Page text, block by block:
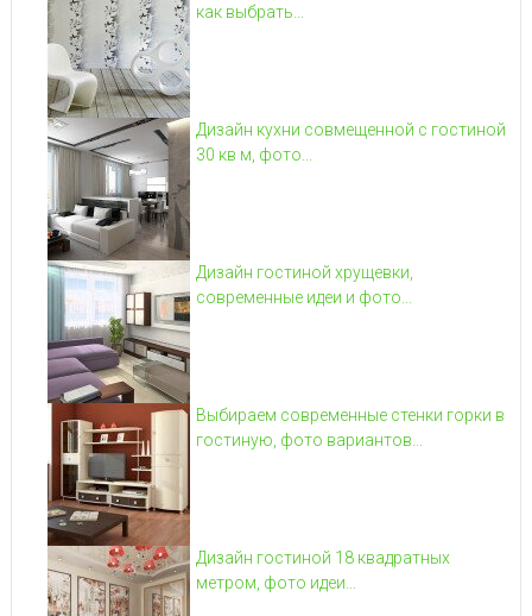
как выбрать...
Дизайн кухни совмещенной с гостиной
30 кв м, фото...
Дизайн гостиной хрущевки,
современные идеи и фото...
Выбираем современные стенки горки в
гостиную, фото вариантов...
Дизайн гостиной 18 квадратных
метром, фото идеи...